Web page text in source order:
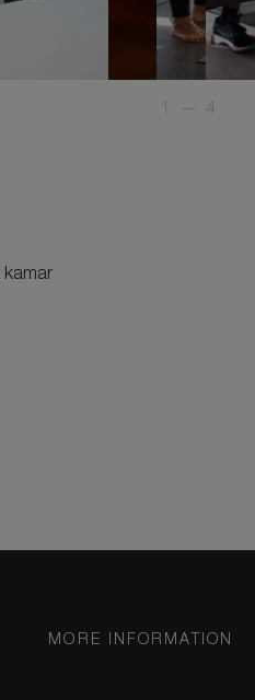
1 — 4
kamar
MORE INFORMATION